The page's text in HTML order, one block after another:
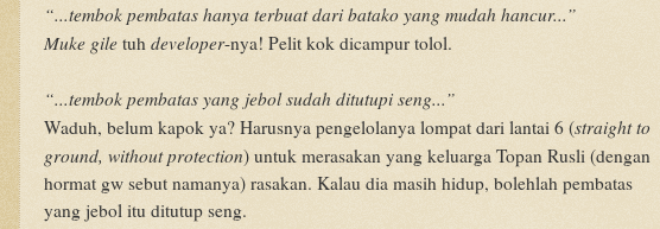
“...tembok pembatas hanya terbuat dari batako yang mudah hancur...”
Muke gile tuh developer-nya! Pelit kok dicampur tolol.
“...tembok pembatas yang jebol sudah ditutupi seng...”
Waduh, belum kapok ya? Harusnya pengelolanya lompat dari lantai 6 (straight to
ground, without protection) untuk merasakan yang keluarga Topan Rusli (dengan
hormat gw sebut namanya) rasakan. Kalau dia masih hidup, bolehlah pembatas
yang jebol itu ditutup seng.